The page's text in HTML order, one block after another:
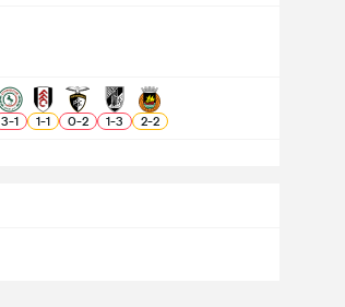
3-1 1-1 0-2 1-3 2-2